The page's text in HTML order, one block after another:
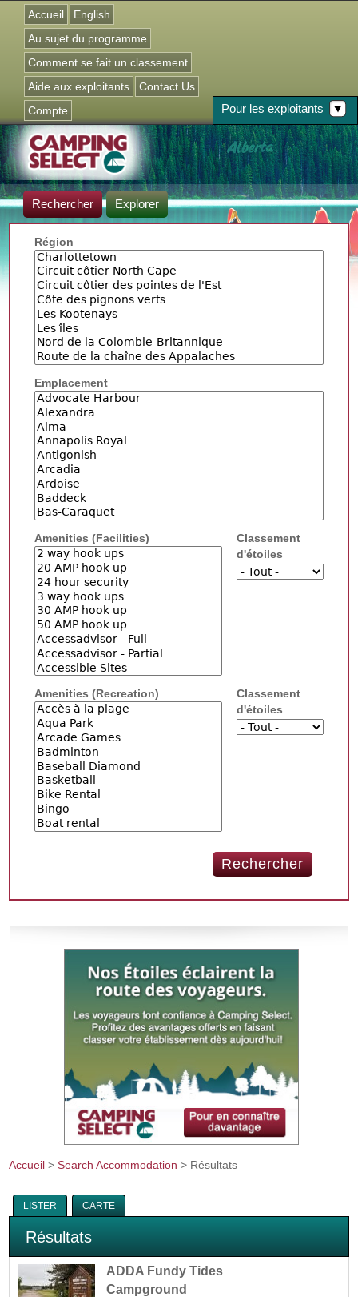
Accueil
English
Au sujet du programme
Pour les exploitants
Comment se fait un classement
Aide aux exploitants
Contact Us
Compte
Rechercher Explorer
Région
Emplacement
Amenities (Facilities)
Classement
d'étoiles
Amenities (Recreation)
Classement
d'étoiles
Accueil >Search Accommodation > Résultats
LISTER CARTE
Résultats
ADDA Fundy Tides
Campground